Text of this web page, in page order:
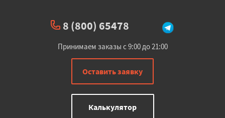
8 (800) 65478
Принимаем заказы с 9:00 до 21:00
Оставить заявку
Калькулятор